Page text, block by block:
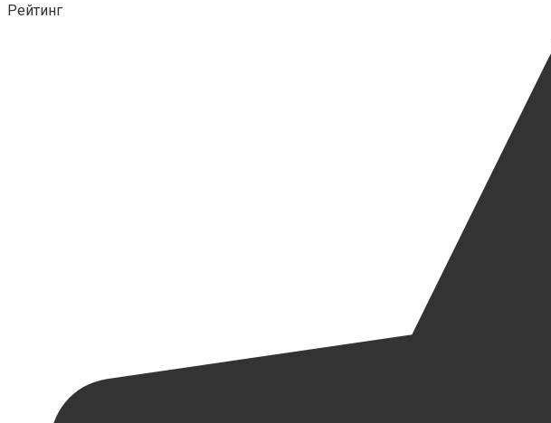
Рейтинг